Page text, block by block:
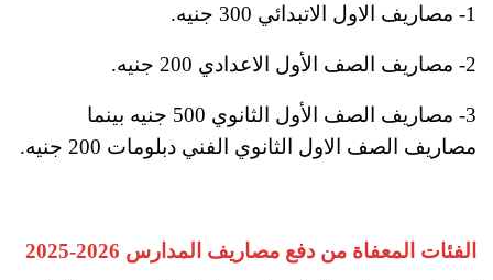
1- مصاريف الاول الاتبدائي 300 جنيه.
2- مصاريف الصف الأول الاعدادي 200 جنيه.
3- مصاريف الصف الأول الثانوي 500 جنيه بينما
مصاريف الصف الاول الثانوي الفني دبلومات 200 جنيه.
الفئات المعفاة من دفع مصاريف المدارس 2026-2025